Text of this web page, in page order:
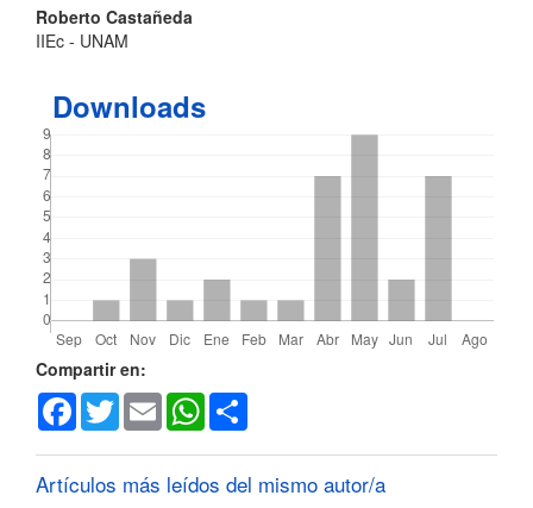
Contenido
del
artículo
Roberto Castañeda
IIEc - UNAM
Downloads
Detalles
del
artículo
Compartir en:
Facebook
TwitterEmail WhatsApp
Artículos más leídos del mismo autor/a